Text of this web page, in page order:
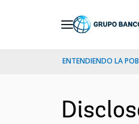
ENTENDIENDO LA